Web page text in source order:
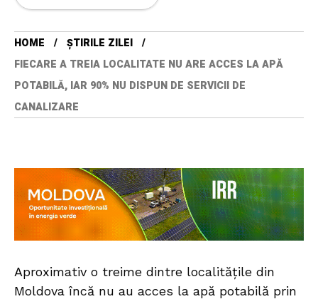
HOME
ȘTIRILE ZILEI
FIECARE A TREIA LOCALITATE NU ARE ACCES LA APĂ
POTABILĂ, IAR 90% NU DISPUN DE SERVICII DE
CANALIZARE
Aproximativ o treime dintre localitățile din
Moldova încă nu au acces la apă potabilă prin